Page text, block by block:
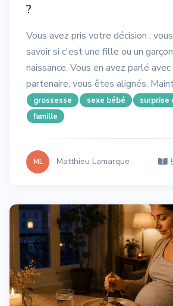
?
Vous avez pris votre décision :
savoir si c'est une fille ou un
naissance. Vous en avez parlé
partenaire, vous êtes alignés.
grossesse sexe bébé
surprise
famille
ML Matthieu Lamarque